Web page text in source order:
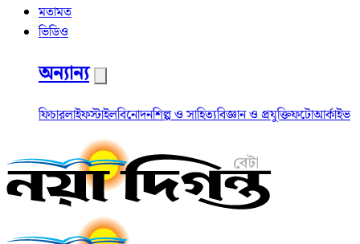
মতামত
ভিডিও
অন্যান্য
ফিচারলাইফস্টাইলবিনোদনশিল্প ও সাহিত্যবিজ্ঞান ও প্রযুক্তিফটোআর্কাইভ